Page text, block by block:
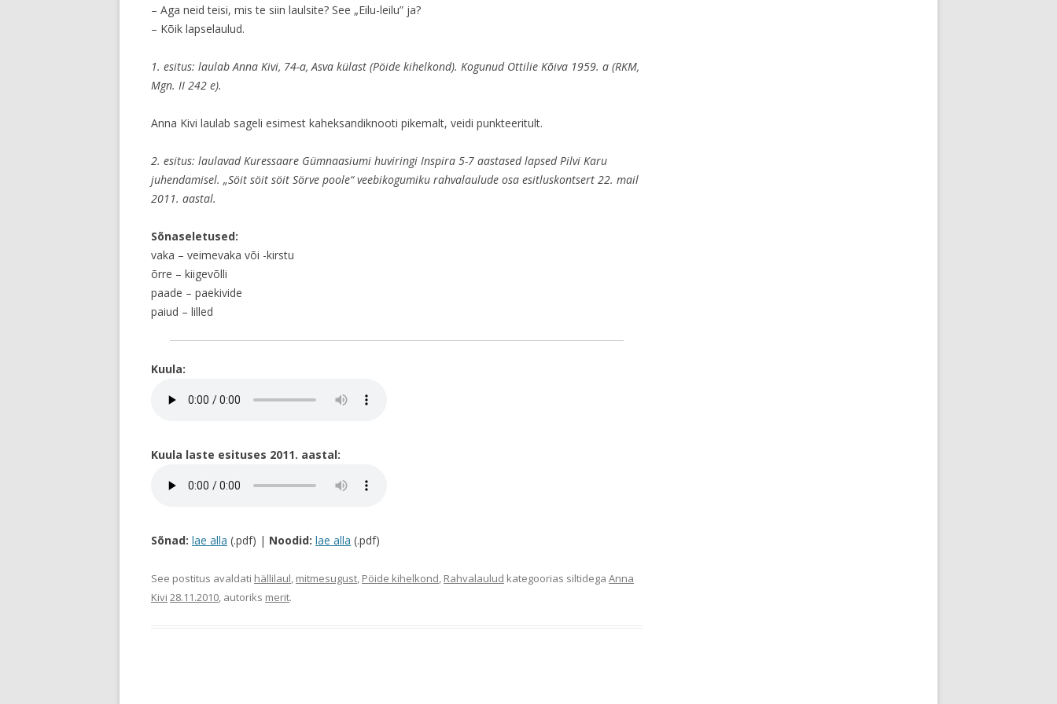
– Aga neid teisi, mis te siin laulsite? See „Eilu-leilu” ja?
– Kõik lapselaulud.
1. esitus: laulab Anna Kivi, 74-a, Asva külast (Pöide kihelkond). Kogunud Ottilie Kõiva 1959. a (RKM,
Mgn. II 242 e).
Anna Kivi laulab sageli esimest kaheksandiknooti pikemalt, veidi punkteeritult.
2. esitus: laulavad Kuressaare Gümnaasiumi huviringi Inspira 5-7 aastased lapsed Pilvi Karu
juhendamisel. „Söit söit söit Sörve poole“ veebikogumiku rahvalaulude osa esitluskontsert 22. mail
2011. aastal.
Sõnaseletused:
vaka – veimevaka või -kirstu
õrre – kiigevõlli
paade – paekivide
paiud – lilled
Kuula:
Kuula laste esituses 2011. aastal:
Sõnad: lae alla (.pdf) | Noodid: lae alla (.pdf)
See postitus avaldati hällilaul, mitmesugust, Pöide kihelkond, Rahvalaulud kategoorias siltidega Anna
Kivi 28.11.2010, autoriks merit.